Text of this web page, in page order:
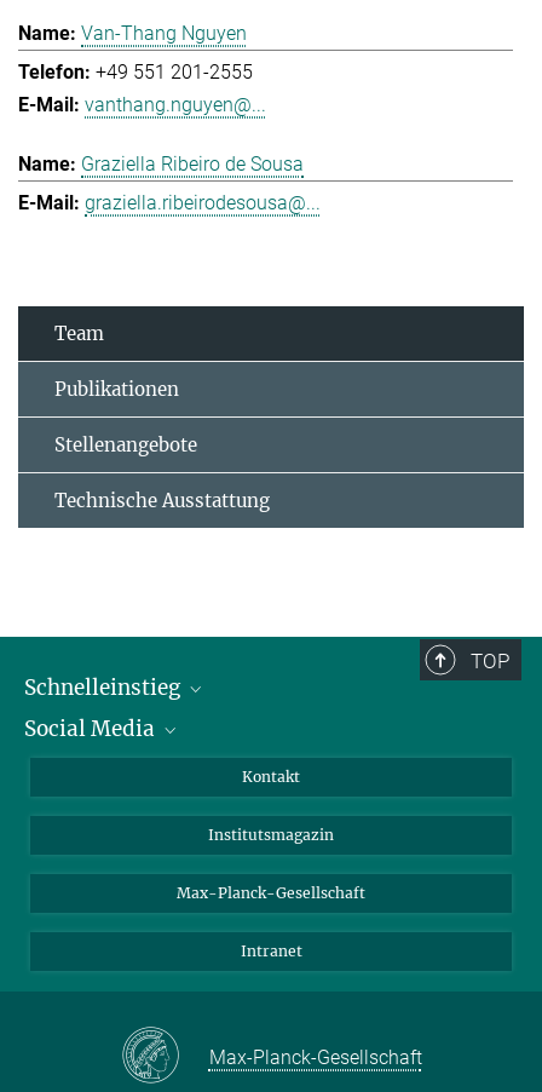
Van-Thang Nguyen
+49 551 201-2555
vanthang.nguyen@...
Graziella Ribeiro de Sousa
graziella.ribeirodesousa@...
Team
Publikationen
Stellenangebote
Technische Ausstattung
TOP
Schnelleinstieg
Alumni
Fördernde
Schulen
Studierende
Social Media
Bluesky
Facebook
YouTube
Kontakt
Institutsmagazin
Max-Planck-Gesellschaft
Intranet
Max-Planck-Gesellschaft